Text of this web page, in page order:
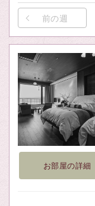
前の週
お部屋の詳細